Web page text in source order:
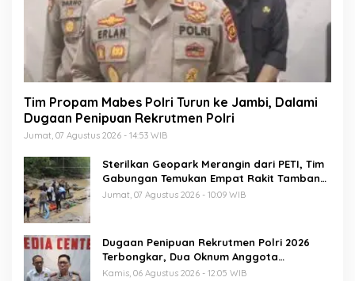
Tim Propam Mabes Polri Turun ke Jambi, Dalami
Dugaan Penipuan Rekrutmen Polri
Jumat, 07 Agustus 2026 - 14:53 WIB
Sterilkan Geopark Merangin dari PETI, Tim
Gabungan Temukan Empat Rakit Tambang
Ilegal
Jumat, 07 Agustus 2026 - 10:09 WIB
Dugaan Penipuan Rekrutmen Polri 2026
Terbongkar, Dua Oknum Anggota
Diamankan Propam Polda Jambi
Kamis, 06 Agustus 2026 - 12:05 WIB